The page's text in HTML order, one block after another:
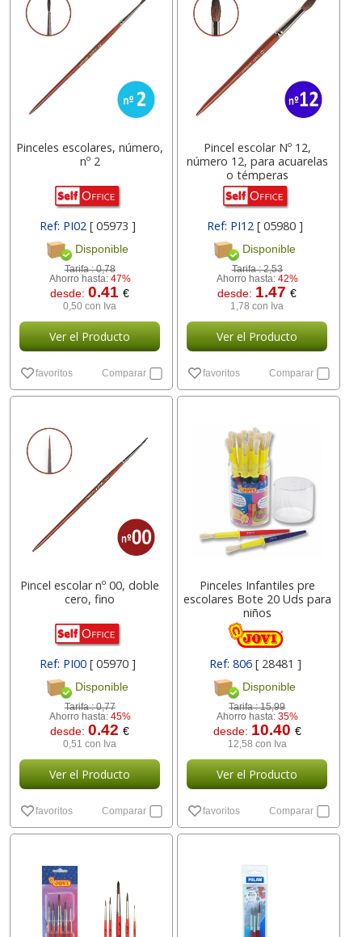
Pinceles escolares, número,
nº 2
Ref: PI02 [ 05973 ]
Disponible
Tarifa :0,78
Ahorro hasta: 47%
desde:0.41€
0,50 con Iva
Ver el Producto
favoritos Comparar
Pincel escolar Nº 12,
número 12, para acuarelas
o témperas
Ref: PI12 [ 05980 ]
Disponible
Tarifa :2,53
Ahorro hasta: 42%
desde: 1.47€
1,78 con Iva
Ver el Producto
favoritos Comparar
Pincel escolar nº 00, doble
cero, fino
Ref: PI00 [ 05970 ]
Disponible
Tarifa :0,77
Ahorro hasta: 45%
desde:0.42€
0,51 con Iva
Ver el Producto
favoritos Comparar
Pinceles Infantiles pre
escolares Bote 20 Uds para
niños
Ref: 806 [ 28481 ]
Disponible
Tarifa :15,99
Ahorro hasta: 35%
desde: 10.40 €
12,58 con Iva
Ver el Producto
favoritos Comparar